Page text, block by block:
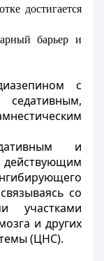
достигается
барьер и
с
и
со
участками
и других
(ЦНС).